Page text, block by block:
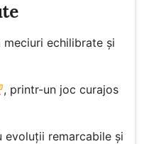
meciuri echilibrate și
, printr-un joc curajos
evoluții remarcabile și